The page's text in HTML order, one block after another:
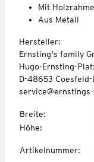
Mit
Aus Metall
Hersteller:
Ernsting's family
Hugo-Ernsting-
D-48653
Breite:
Höhe:
Artikelnummer: